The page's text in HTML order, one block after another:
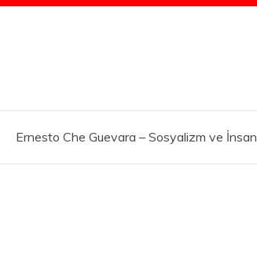
Ernesto Che Guevara – Sosyalizm ve İnsan